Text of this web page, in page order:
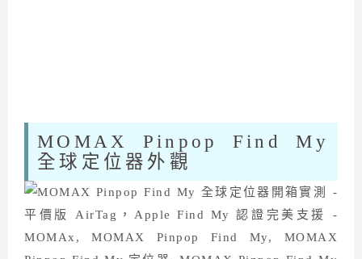
MOMAX Pinpop Find My
全球定位器外觀